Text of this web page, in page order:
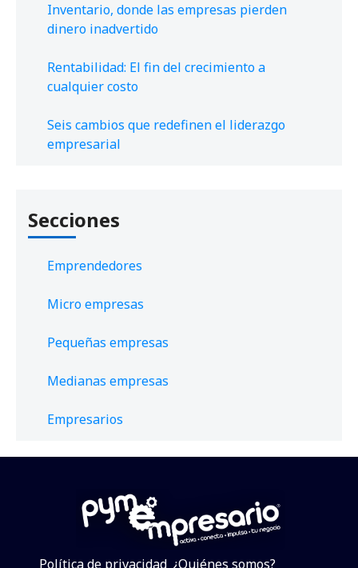
Inventario, donde las empresas pierden
dinero inadvertido
Rentabilidad: El fin del crecimiento a
cualquier costo
Seis cambios que redefinen el liderazgo
empresarial
Secciones
Emprendedores
Micro empresas
Pequeñas empresas
Medianas empresas
Empresarios
Política de privacidad ¿Quiénes somos?